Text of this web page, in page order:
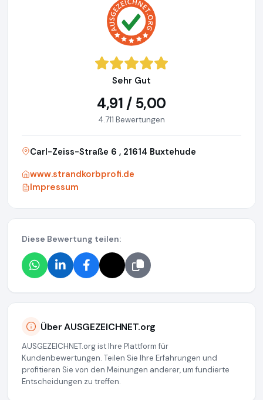
Sehr Gut
4,91 / 5,00
4.711 Bewertungen
Carl-Zeiss-Straße 6 , 21614 Buxtehude
www.strandkorbprofi.de
Impressum
Diese Bewertung teilen:
Über AUSGEZEICHNET.org
AUSGEZEICHNET.org ist Ihre Plattform für
Kundenbewertungen. Teilen Sie Ihre Erfahrungen und
profitieren Sie von den Meinungen anderer, um fundierte
Entscheidungen zu treffen.